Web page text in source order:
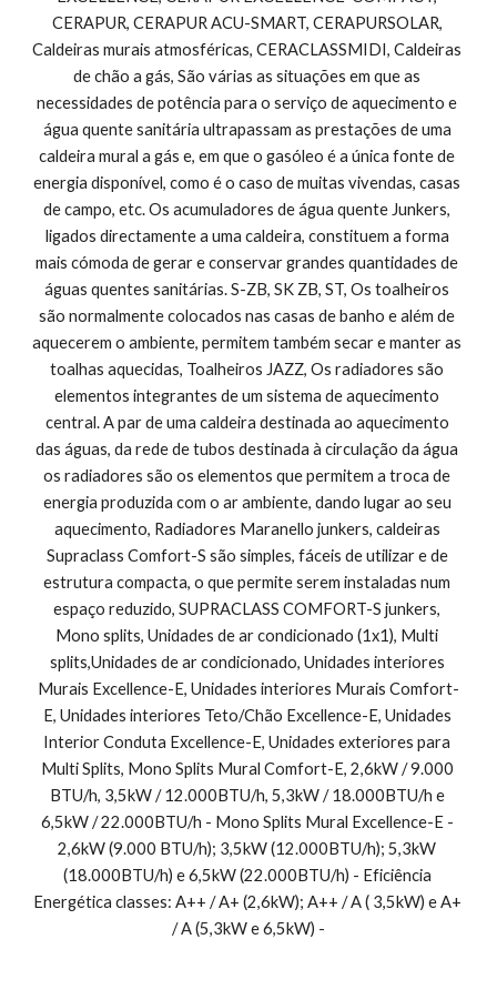
CERAPUR, CERAPUR ACU-SMART, CERAPURSOLAR,
Caldeiras murais atmosféricas, CERACLASSMIDI, Caldeiras
de chão a gás, São várias as situações em que as
necessidades de potência para o serviço de aquecimento e
água quente sanitária ultrapassam as prestações de uma
caldeira mural a gás e, em que o gasóleo é a única fonte de
energia disponível, como é o caso de muitas vivendas, casas
de campo, etc. Os acumuladores de água quente Junkers,
ligados directamente a uma caldeira, constituem a forma
mais cómoda de gerar e conservar grandes quantidades de
águas quentes sanitárias. S-ZB, SK ZB, ST, Os toalheiros
são normalmente colocados nas casas de banho e além de
aquecerem o ambiente, permitem também secar e manter as
toalhas aquecidas, Toalheiros JAZZ, Os radiadores são
elementos integrantes de um sistema de aquecimento
central. A par de uma caldeira destinada ao aquecimento
das águas, da rede de tubos destinada à circulação da água
os radiadores são os elementos que permitem a troca de
energia produzida com o ar ambiente, dando lugar ao seu
aquecimento, Radiadores Maranello junkers, caldeiras
Supraclass Comfort-S são simples, fáceis de utilizar e de
estrutura compacta, o que permite serem instaladas num
espaço reduzido, SUPRACLASS COMFORT-S junkers,
Mono splits, Unidades de ar condicionado (1x1), Multi
splits,Unidades de ar condicionado, Unidades interiores
Murais Excellence-E, Unidades interiores Murais Comfort-
E, Unidades interiores Teto/Chão Excellence-E, Unidades
Interior Conduta Excellence-E, Unidades exteriores para
Multi Splits, Mono Splits Mural Comfort-E, 2,6kW / 9.000
BTU/h, 3,5kW / 12.000BTU/h, 5,3kW / 18.000BTU/h e
6,5kW / 22.000BTU/h - Mono Splits Mural Excellence-E -
2,6kW (9.000 BTU/h); 3,5kW (12.000BTU/h); 5,3kW
(18.000BTU/h) e 6,5kW (22.000BTU/h) - Eficiência
Energética classes: A++ / A+ (2,6kW); A++ / A ( 3,5kW) e A+
/ A (5,3kW e 6,5kW) -